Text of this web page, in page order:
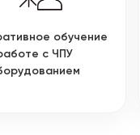
обучение
с ЧПУ